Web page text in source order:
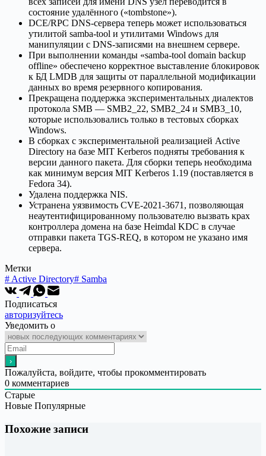
состояние удалённого («tombstone»).
DCE/RPC DNS-сервера теперь может использоваться
утилитой samba-tool и утилитами Windows для
манипуляции с DNS-записями на внешнем сервере.
При выполнении команды «samba-tool domain backup
offline» обеспечено корректное выставление блокировок
к БД LMDB для защиты от параллельной модификации
данных во время резервного копирования.
Прекращена поддержка экспериментальных диалектов
протокола SMB — SMB2_22, SMB2_24 и SMB3_10,
которые использовались только в тестовых сборках
Windows.
В сборках с экспериментальной реализацией Active
Directory на базе MIT Kerberos подняты требования к
версии данного пакета. Для сборки теперь необходима
как минимум версия MIT Kerberos 1.19 (поставляется в
Fedora 34).
Удалена поддержка NIS.
Устранена уязвимость CVE-2021-3671, позволяющая
неаутентифицированному пользователю вызвать крах
контроллера домена на базе Heimdal KDC в случае
отправки пакета TGS-REQ, в котором не указано имя
сервера.
Метки
# Active Directory# Samba
Подписаться
авторизуйтесь
Уведомить о
Пожалуйста, войдите, чтобы прокомментировать
0 комментариев
Старые
Новые Популярные
Похожие записи